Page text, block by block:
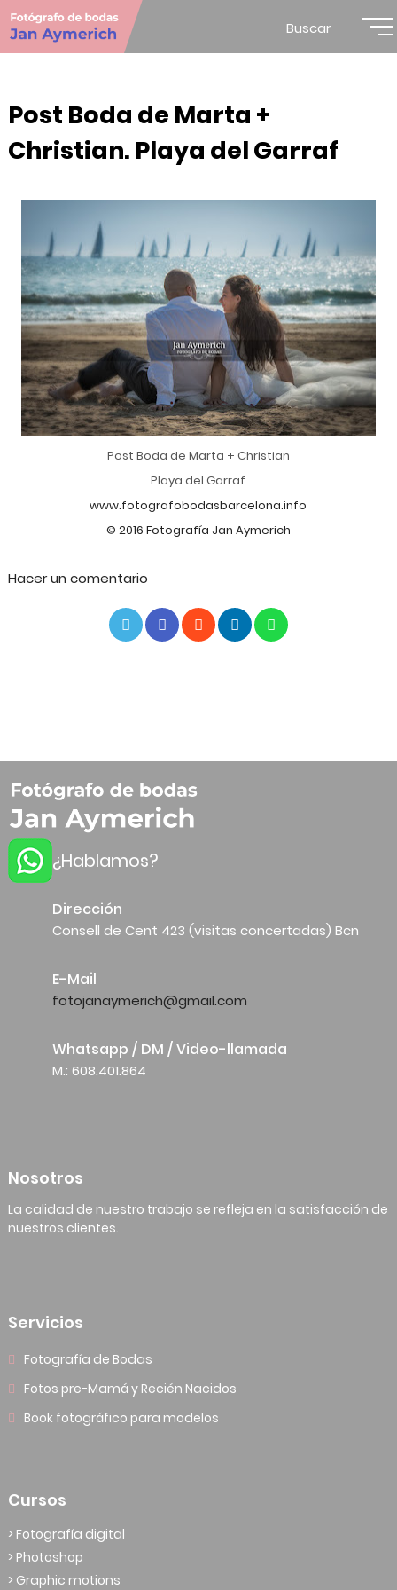
Buscar
Post Boda de Marta +
Christian. Playa del Garraf
Post Boda de Marta + Christian
Playa del Garraf
www.fotografobodasbarcelona.info
© 2016 Fotografía Jan Aymerich
Hacer un comentario
¿Hablamos?
Dirección
Consell de Cent 423 (visitas concertadas) Bcn
E-Mail
fotojanaymerich@gmail.com
Whatsapp / DM / Video-llamada
M.: 608.401.864
Nosotros
La calidad de nuestro trabajo se refleja en la satisfacción de
nuestros clientes.
Servicios
Fotografía de Bodas
Fotos pre-Mamá y Recién Nacidos
Book fotográfico para modelos
Cursos
> Fotografía digital
> Photoshop
> Graphic motions